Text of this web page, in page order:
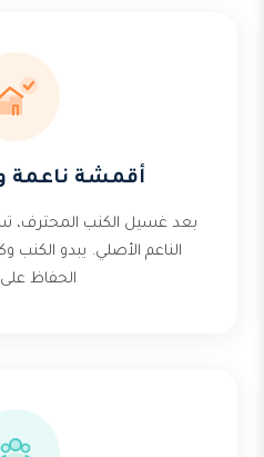
أقمشة ناعمة
بعد غسيل الكنب المحترف،
الناعم الأصلي. يبدو الكنب
الحفاظ على